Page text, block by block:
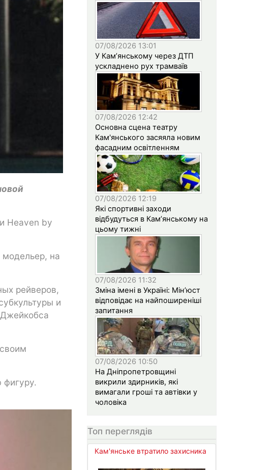
Heaven by
на
рейверов,
и
фигуру.
07/08/2026 13:01
У Кам’янському через ДТП
ускладнено рух трамваїв
07/08/2026 12:42
Основна сцена театру
Кам'янського засяяла новим
фасадним освітленням
07/08/2026 12:19
Які спортивні заходи
відбудуться в Кам’янському на
цьому тижні
07/08/2026 11:32
Зміна імені в Україні: Мін’юст
відповідає на найпоширеніші
запитання
07/08/2026 10:50
На Дніпропетровщині
викрили здирників, які
вимагали гроші та автівки у
чоловіка
Топ переглядів
Кам'янське втратило захисника